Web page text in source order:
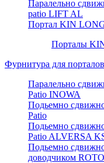
Паралельно
patio LIFT AL
Портал KIN
Порталы
Фурнитура для
Паралельно
Patio INOWA
Подьемно
Patio
Подьемно
Patio ALVERSA
Подьемно
доводчиком